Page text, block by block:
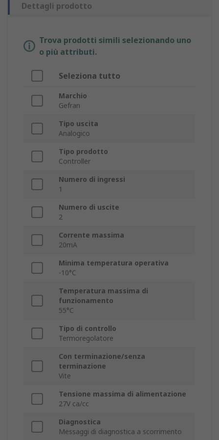
Dettagli prodotto
Trova prodotti simili selezionando uno
o più attributi.
Seleziona tutto
Marchio
Gefran
Tipo uscita
Analogico
Tipo prodotto
Controller
Numero di ingressi
1
Numero di uscite
2
Corrente massima
20mA
Minima temperatura operativa
-10°C
Temperatura massima di
funzionamento
55°C
Tipo di controllo
Termoregolatore
Con terminazione/senza
terminazione
Vite
Tensione massima di alimentazione
27V ca/cc
Diagnostica
Messaggi di diagnostica a scorrimento